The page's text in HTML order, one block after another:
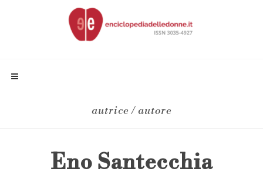
autrice / autore
Eno Santecchia